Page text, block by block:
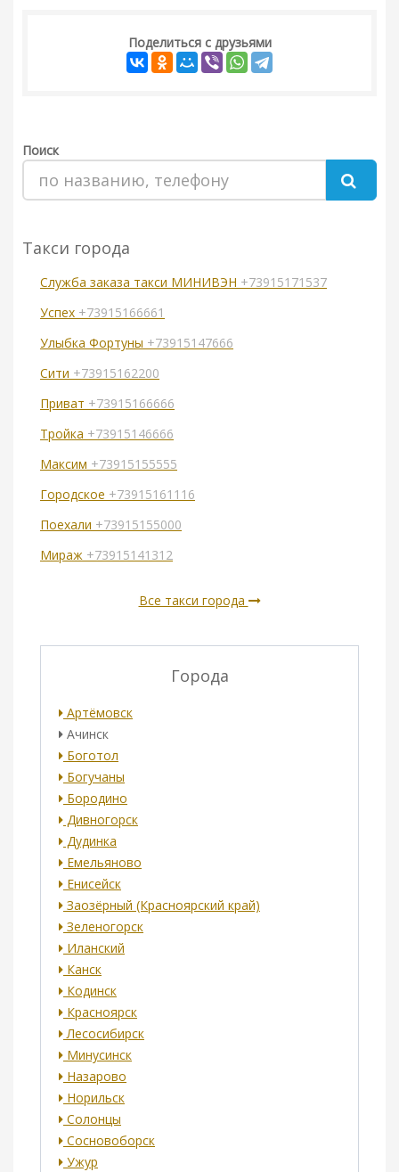
Поделиться с друзьями
Поиск
Такси города
Служба заказа такси МИНИВЭН +73915171537
Успех +73915166661
Улыбка Фортуны +73915147666
Сити +73915162200
Приват +73915166666
Тройка +73915146666
Максим +73915155555
Городское +73915161116
Поехали +73915155000
Мираж +73915141312
Все такси города
Города
Артёмовск
Ачинск
Боготол
Богучаны
Бородино
Дивногорск
Дудинка
Емельяново
Енисейск
Заозёрный (Красноярский край)
Зеленогорск
Иланский
Канск
Кодинск
Красноярск
Лесосибирск
Минусинск
Назарово
Норильск
Солонцы
Сосновоборск
Ужур